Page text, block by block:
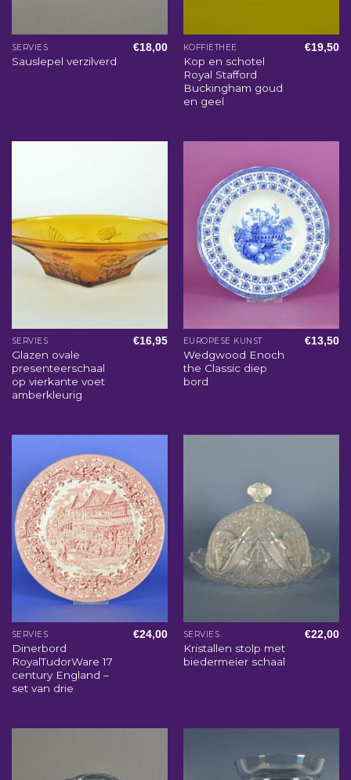
SERVIES
Sauslepel verzilverd
€18,00 KOFFIETHEE
Kop en schotel
Royal Stafford
Buckingham goud
en geel
€19,50
SERVIES
Glazen ovale
presenteerschaal
op vierkante voet
amberkleurig
€16,95 EUROPESE KUNST
Wedgwood Enoch
the Classic diep
bord
€13,50
SERVIES
Dinerbord
RoyalTudorWare 17
century England –
set van drie
€24,00 SERVIES
Kristallen stolp met
biedermeier schaal
€22,00